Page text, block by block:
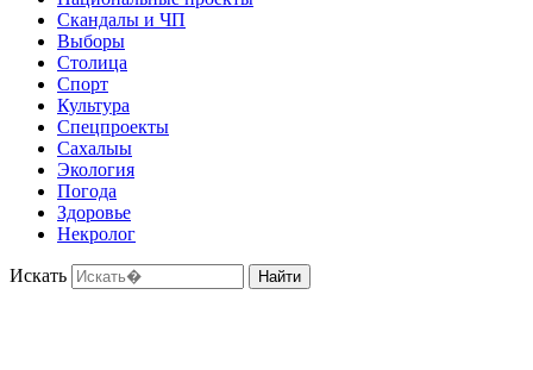
Скандалы и ЧП
Выборы
Столица
Спорт
Культура
Спецпроекты
Сахалыы
Экология
Погода
Здоровье
Некролог
Искать Найти